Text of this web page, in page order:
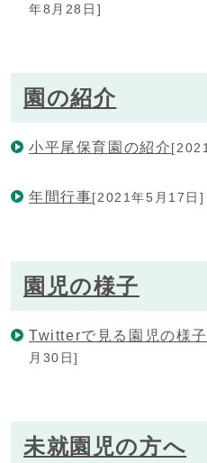
年8月28日]
園の紹介
小平尾保育園の紹介
年間行事[2021年5月17日]
園児の様子
Twitterで見る園児の様子
月30日]
未就園児の方へ